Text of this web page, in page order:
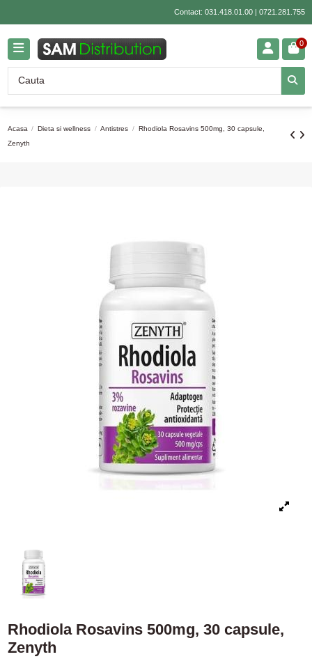
Contact: 031.418.01.00| 0721.281.755
0
Acasa Dieta si wellness Antistres
Rhodiola Rosavins 500mg, 30 capsule,
Zenyth
Rhodiola Rosavins 500mg, 30 capsule,
Zenyth